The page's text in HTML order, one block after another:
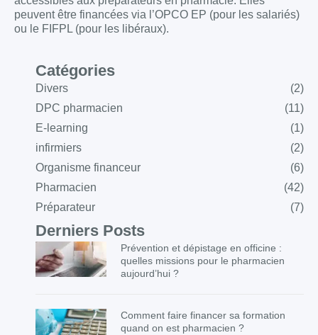
peuvent être financées via l’OPCO EP (pour les salariés)
ou le FIFPL (pour les libéraux).
Catégories
Divers
(2)
DPC pharmacien
(11)
E-learning
(1)
infirmiers
(2)
Organisme financeur
(6)
Pharmacien
(42)
Préparateur
(7)
Derniers Posts
Prévention et dépistage en officine :
quelles missions pour le pharmacien
aujourd’hui ?
Comment faire financer sa formation
quand on est pharmacien ?